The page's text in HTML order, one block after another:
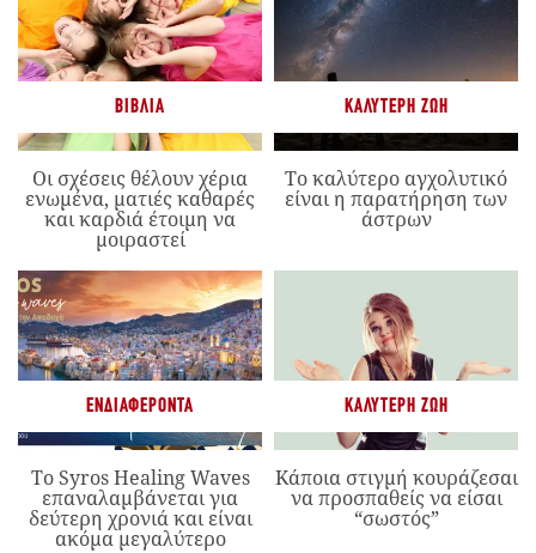
ΒΙΒΛΊΑ
Οι σχέσεις θέλουν χέρια
ενωμένα, ματιές καθαρές
και καρδιά έτοιμη να
μοιραστεί
ΚΑΛΎΤΕΡΗ ΖΩΉ
Το καλύτερο αγχολυτικό
είναι η παρατήρηση των
άστρων
ΕΝΔΙΑΦΈΡΟΝΤΑ
Το Syros Healing Waves
επαναλαμβάνεται για
δεύτερη χρονιά και είναι
ακόμα μεγαλύτερο
ΚΑΛΎΤΕΡΗ ΖΩΉ
Κάποια στιγμή κουράζεσαι
να προσπαθείς να είσαι
“σωστός”